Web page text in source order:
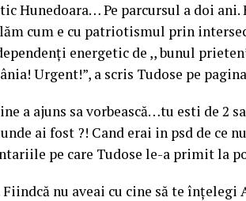
Hunedoara… Pe parcursul a doi
cum e cu patriotismul prin
energetic de ,, bunul
Urgent!”, a scris Tudose pe
a ajuns sa vorbească…tu esti de 2
ai fost ?! Cand erai in psd de ce
pe care Tudose le-a primit la
Fiindcă nu aveai cu cine să te